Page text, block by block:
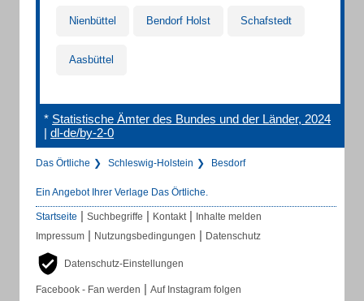
Nienbüttel Bendorf Holst Schafstedt
Aasbüttel
* Statistische Ämter des Bundes und der Länder, 2024
| dl-de/by-2-0
Das Örtliche Schleswig-Holstein Besdorf
Ein Angebot Ihrer Verlage Das Örtliche.
Startseite | Suchbegriffe | Kontakt | Inhalte melden
Impressum | Nutzungsbedingungen | Datenschutz
Datenschutz-Einstellungen
Facebook - Fan werden | Auf Instagram folgen